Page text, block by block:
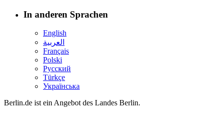
In anderen Sprachen
English
العربية
Français
Polski
Русский
Türkçe
Українська
Berlin.de ist ein Angebot des Landes Berlin.